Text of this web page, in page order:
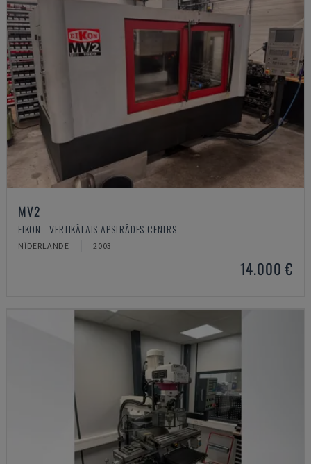
MV2
EIKON - VERTIKĀLAIS APSTRĀDES CENTRS
NĪDERLANDE 2003
14.000 €